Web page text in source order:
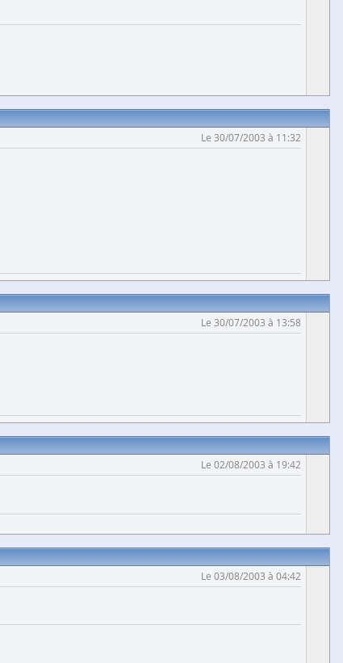
Le 30/07/2003 à 11:32
Le 30/07/2003 à 13:58
Le 02/08/2003 à 19:42
Le 03/08/2003 à 04:42